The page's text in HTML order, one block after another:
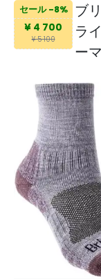
セール -8%
¥ 4 700
¥ 5 100
ブ
ラ
ー